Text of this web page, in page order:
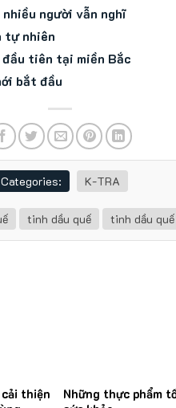
người vẫn nghĩ
tự nhiên
đầu tiên tại miền Bắc
bắt đầu
Categories: K-TRA
tinh dầu quế tinh dầu
thiện
Những thực phẩm